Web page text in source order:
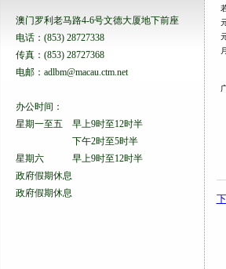
澳门罗利老马路4-6号文德大厦地下前座
电话：(853) 28727338
传真：(853) 28727368
电邮：adlbm@macau.ctm.net
办公时间：
星期一至五 早上9时至12时半
下午2时至5时半
星期六 早上9时至12时半
政府假期休息
政府假期休息